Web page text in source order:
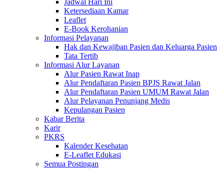
Jadwal Hari Ini
Ketersediaan Kamar
Leaflet
E-Book Kerohanian
Informasi Pelayanan
Hak dan Kewajiban Pasien dan Keluarga Pasien
Tata Tertib
Informasi Alur Layanan
Alur Pasien Rawat Inap
Alur Pendaftaran Pasien BPJS Rawat Jalan
Alur Pendaftaran Pasien UMUM Rawat Jalan
Alur Pelayanan Penunjang Medis
Kepulangan Pasien
Kabar Berita
Karir
PKRS
Kalender Kesehatan
E-Leaflet Edukasi
Semua Postingan